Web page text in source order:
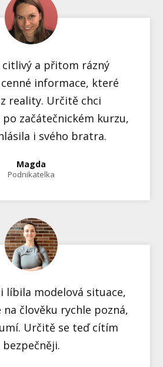
citlivý a přitom rázný
informace, které
reality. Určitě chci
začátečnickém kurzu,
i svého bratra.
Magda
Podnikatelka
líbila modelová situace,
na člověku rychle pozná,
Určitě se teď cítím
bezpečněji.